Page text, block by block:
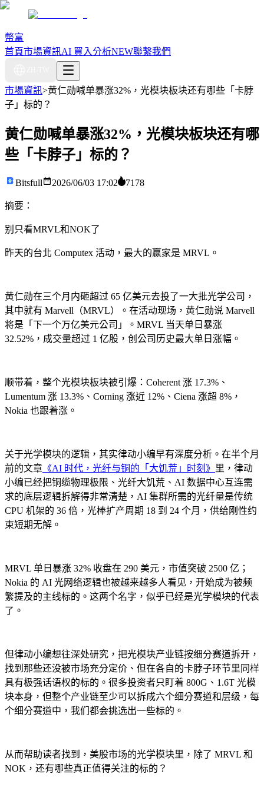
幣富
首頁市場資訊AI 買入分析NEW聯繫我們
市場資訊>黄仁勋喊单暴涨32%，光模块板块还有哪些「卡脖
子」标的？
黄仁勋喊单暴涨32%，光模块板块还有哪
些「卡脖子」标的？
Bitsfull 2026/06/03 17:02 7178
摘要：
别只看MRVL和NOK了
昨天的台北 Computex 活动，最大的赢家是 MRVL。
黄仁勋在三个月内砸超过 65 亿美元去投了一大批光学公司，
其中就有 Marvell（MRVL）。在活动现场，黄仁勋说 Marvell
将是「下一个万亿美元公司」。MRVL 当天单日暴涨
32.52%，成交量超过 1 亿股，创公司历史最大单日涨幅。
顺带着，整个光模块板块被引爆：Coherent 涨 17.3%、
Lumentum 涨 13.3%、Corning 涨近 12%、Ciena 涨超 8%，
Nokia 也跟着涨。
关于光学模块的逻辑，其实律动小编早有深度分析。在半个月
前的文章 《AI 时代，光纤与铜的「大饥荒」时刻》 里，律动
小编已经把铜缆物理极限、光纤大饥荒、AI 数据中心互连需
求的底层逻辑拆解得非常清楚，AI 集群所需的光纤量是传统
CPU 机架的 36 倍，光棒扩产周期 18 到 24 个月，供给刚性约
束短期无解。
MRVL 单日暴涨 32% 收盘在 290 美元，市值突破 2500 亿；
Nokia 的 AI 光网络逻辑也被越来越多人看见，开始成为被频
繁提及的主线标的。这两个名字，似乎已经是光学模块的代表
了。
但律动小编想往深处研究，把光模块产业链按细分赛道拆开，
找到那些还没被市场充分定价、但在各自的卡脖子环节里同样
具有极强话语权的标的。很多投资者只盯着 800G、1.6T 光模
块本身，但整个产业链至少可以拆成六个细分赛道和层级，每
个细分赛道中，我们都会挑选出一些标的。
从而帮助读者找到，美股市场的光学模块里，除了 MRVL 和
NOK，还有哪些真正值得关注的标的？